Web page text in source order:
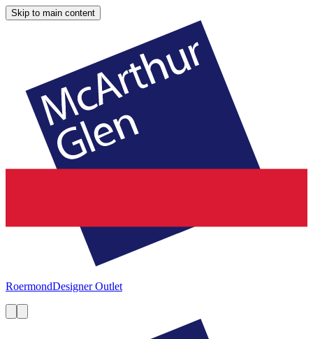
Skip to main content
RoermondDesigner Outlet